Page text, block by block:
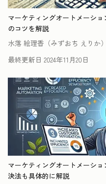
マーケティングオートメーシ
のコツを解説
水落 絵理香（みずおち えりか）
最終更新日 2024年11月20日
マーケティングオートメーシ
決法も具体的に解説